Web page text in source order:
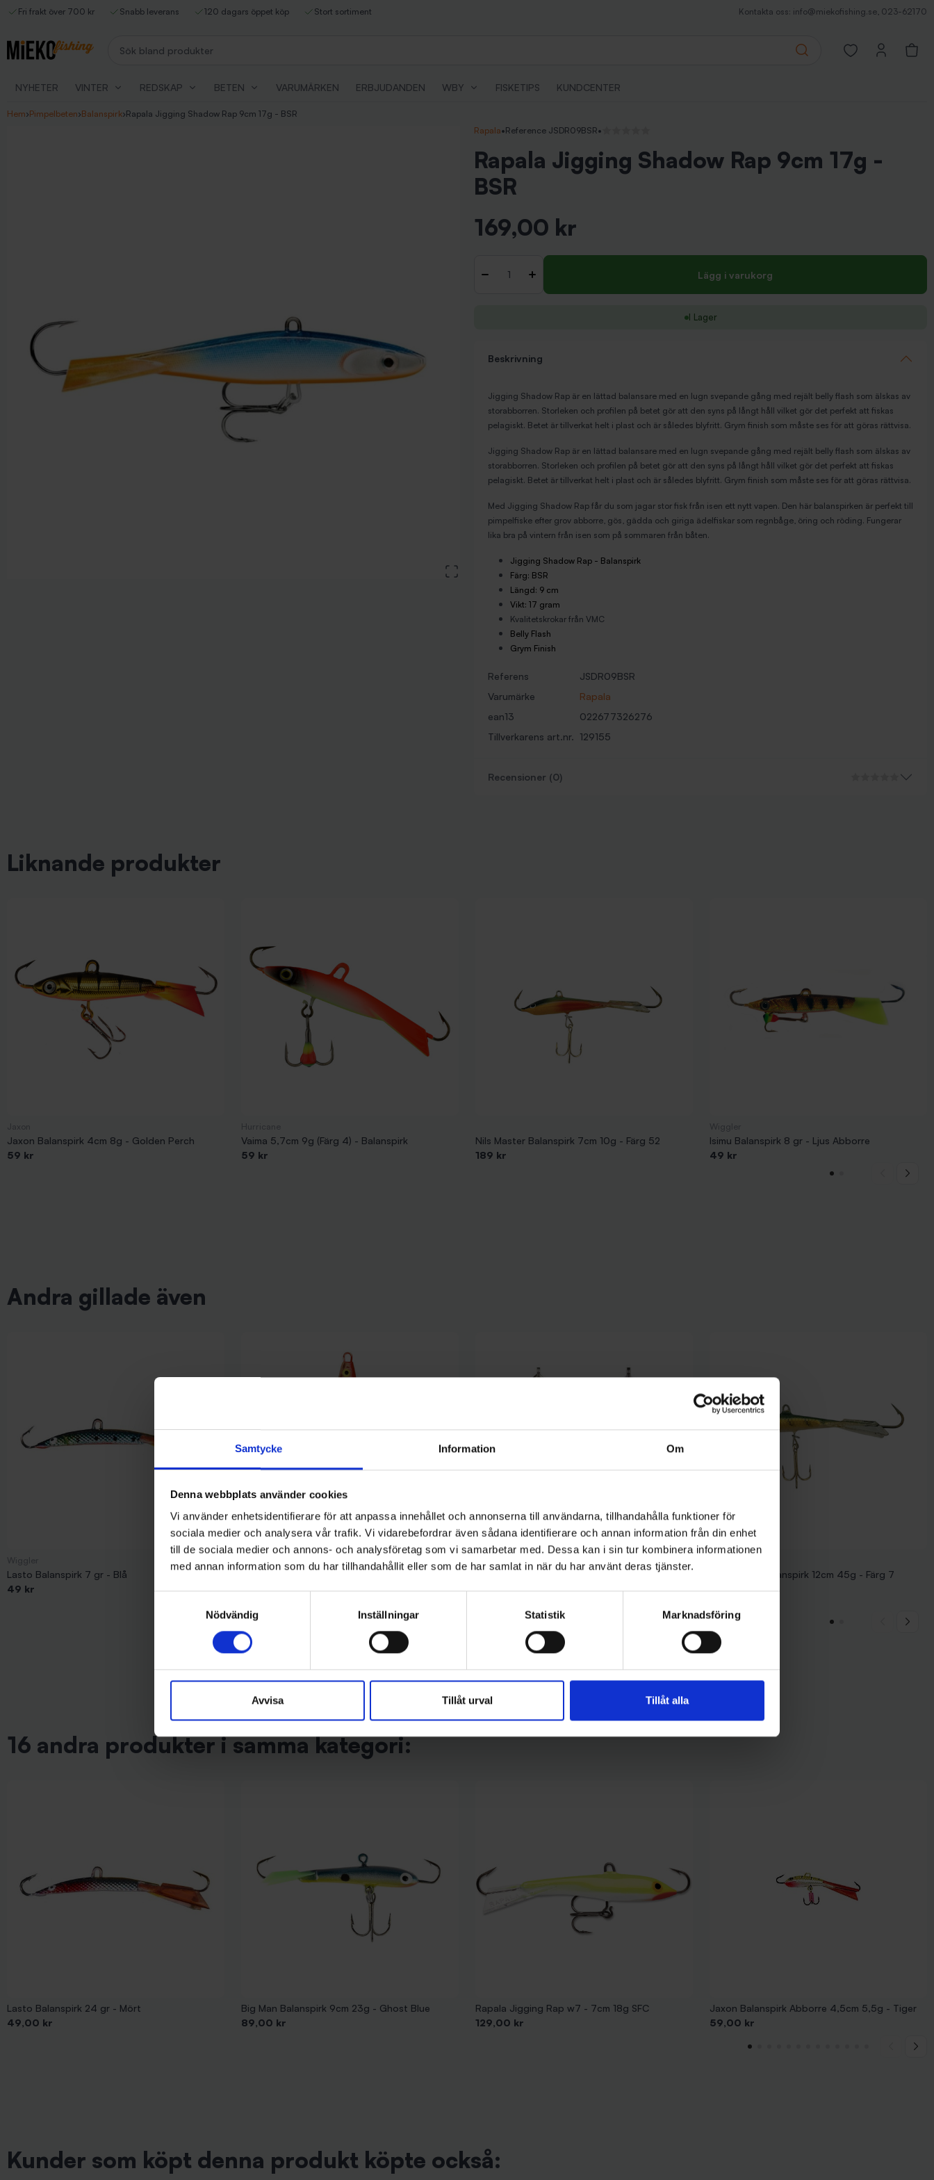
Samtycke Information Om
Denna webbplats använder cookies
Vi använder enhetsidentifierare för att anpassa innehållet och annonserna till användarna, tillhandahålla funktioner för
sociala medier och analysera vår trafik. Vi vidarebefordrar även sådana identifierare och annan information från din enhet
till de sociala medier och annons- och analysföretag som vi samarbetar med. Dessa kan i sin tur kombinera informationen
med annan information som du har tillhandahållit eller som de har samlat in när du har använt deras tjänster.
Nödvändig
Inställningar Statistik Marknadsföring
Avvisa Tillåt urval Tillåt alla
Fri frakt över 700 kr Snabb leverans 120 dagars öppet köp Stort sortiment Kontakta oss: info@miekofishing.se, 023-62170
Search
Open favorites
NYHETER VINTER REDSKAP BETEN VARUMÄRKEN ERBJUDANDEN WBY FISKETIPS KUNDCENTER
Hem›Pimpelbeten›Balanspirk›Rapala Jigging Shadow Rap 9cm 17g - BSR
View large image
Rapala•Reference JSDR09BSR•
Rapala Jigging Shadow Rap 9cm 17g -
BSR
169,00 kr
- + Lägg i varukorg
I Lager
Beskrivning
Jigging Shadow Rap är en lättad balansare med en lugn svepande gång med rejält belly flash som älskas av
storabborren. Storleken och profilen på betet gör att den syns på långt håll vilket gör det perfekt att fiskas
pelagiskt. Betet är tillverkat helt i plast och är således blyfritt. Grym finish som måste ses för att göras rättvisa.
Jigging Shadow Rap är en lättad balansare med en lugn svepande gång med rejält belly flash som älskas av
storabborren. Storleken och profilen på betet gör att den syns på långt håll vilket gör det perfekt att fiskas
pelagiskt. Betet är tillverkat helt i plast och är således blyfritt. Grym finish som måste ses för att göras rättvisa.
Med Jigging Shadow Rap får du som jagar stor fisk från isen ett nytt vapen. Den här balanspirken är perfekt till
pimpelfiske efter grov abborre, gös, gädda och giriga ädelfiskar som regnbåge, öring och röding. Fungerar
lika bra på vintern från isen som på sommaren från båten.
Jigging Shadow Rap - Balanspirk
Färg: BSR
Längd: 9 cm
Vikt: 17 gram
Kvalitetskrokar från VMC
Belly Flash
Grym Finish
Referens
JSDR09BSR
Varumärke
Rapala
ean13
022677326276
Tillverkarens art.nr. 129155
Recensioner (0)
Liknande produkter
Jaxon Balanspirk 4cm 8g - Golden Perch
59 kr
Vaima 5,7cm 9g (Färg 4) - Balanspirk
59 kr
Nils Master Balanspirk 7cm 10g - Färg 52
189 kr
Isimu Balanspirk 8 gr - Ljus Abborre
49 kr
Andra gillade även
Lasto Balanspirk 7 gr - Blå
49 kr
Sølvkroken
Sölvkroken Jensen Mini-Pirken 7g - C/R
69 kr
Søvik DividalsBlinken 100mm - Guld Prisma
(Rödingblänke)
Nils Master Balanspirk 12cm 45g - Färg 7
239 kr
16 andra produkter i samma kategori:
Lasto Balanspirk 24 gr - Mört
Pris
49,00 kr
Big Man Balanspirk 9cm 23g - Ghost Blue
Pris
89,00 kr
Rapala Jigging Rap w7 - 7cm 18g SFC
Pris
129,00 kr
Jaxon Balanspirk Abborre 4,5cm 5,5g - Tiger
Pris
59,00 kr
Kunder som köpt denna produkt köpte också: